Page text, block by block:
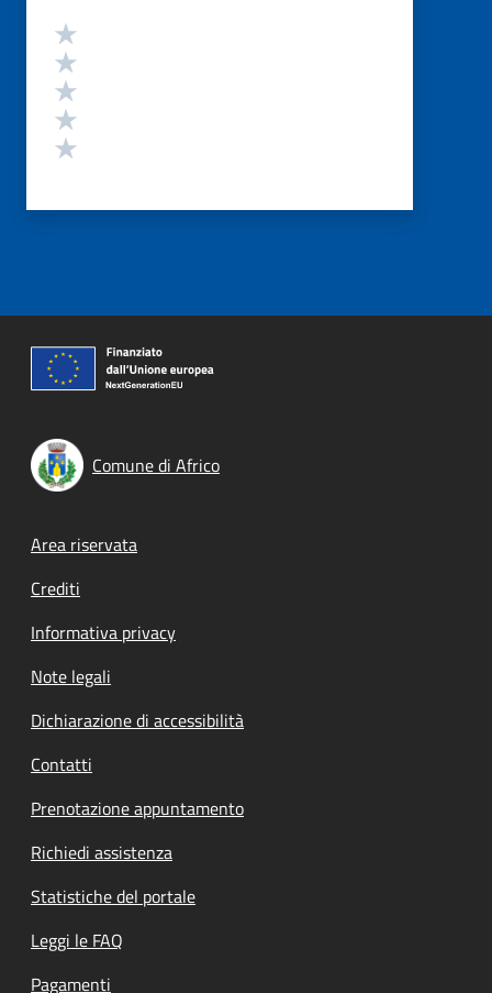
Valutazione
Comune di Africo
Footer menu
Area riservata
Crediti
Informativa privacy
Note legali
Dichiarazione di accessibilità
Contatti
Prenotazione appuntamento
Richiedi assistenza
Statistiche del portale
Leggi le FAQ
Pagamenti